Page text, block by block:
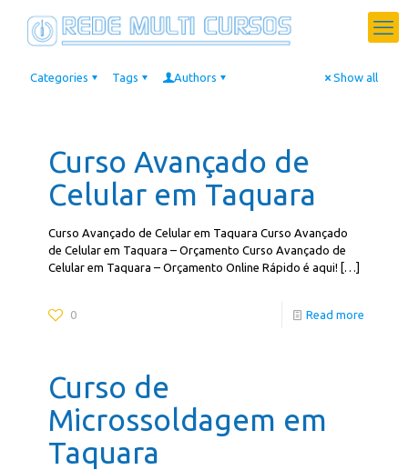
Categories Tags Authors Show all
Curso Avançado de
Celular em Taquara
Curso Avançado de Celular em Taquara Curso Avançado
de Celular em Taquara – Orçamento Curso Avançado de
Celular em Taquara – Orçamento Online Rápido é aqui! […]
0 Read more
Curso de
Microssoldagem em
Taquara